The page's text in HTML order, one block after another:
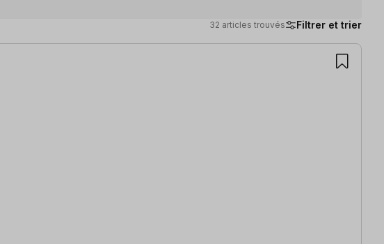
32 articles trouvés Filtrer et trier